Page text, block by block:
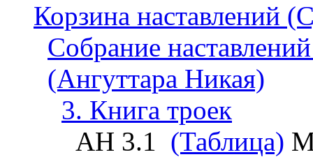
Корзина наставлений
Собрание
(Ангуттара Никая)
3. Книга троек
АН 3.1 (Таблица)